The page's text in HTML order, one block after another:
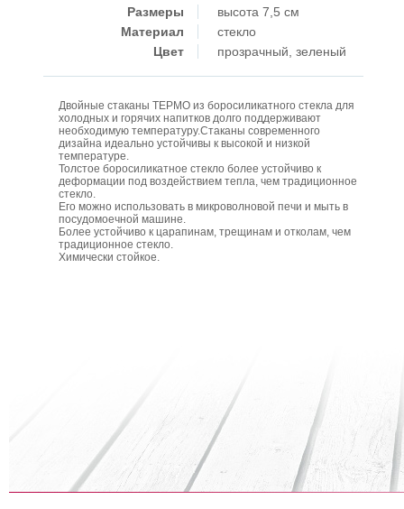
Размеры
высота 7,5 см
Материал
стекло
Цвет
прозрачный, зеленый
Двойные стаканы ТЕРМО из боросиликатного стекла для
холодных и горячих напитков долго поддерживают
необходимую температуру.Стаканы современного
дизайна идеально устойчивы к высокой и низкой
температуре.
Толстое боросиликатное стекло более устойчиво к
деформации под воздействием тепла, чем традиционное
стекло.
Его можно использовать в микроволновой печи и мыть в
посудомоечной машине.
Более устойчиво к царапинам, трещинам и отколам, чем
традиционное стекло.
Химически стойкое.